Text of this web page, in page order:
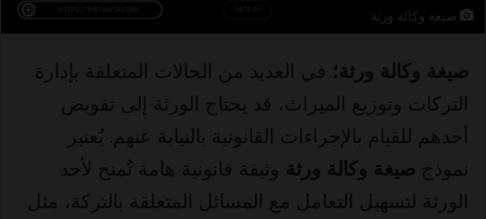
صيغة وكالة ورثة
صيغة وكالة ورثة؛ في العديد من الحالات المتعلقة بإدارة
التركات وتوزيع الميراث، قد يحتاج الورثة إلى تفويض
أحدهم للقيام بالإجراءات القانونية بالنيابة عنهم. يُعتبر
نموذج صيغة وكالة ورثة وثيقة قانونية هامة تُمنح لأحد
الورثة لتسهيل التعامل مع المسائل المتعلقة بالتركة، مثل